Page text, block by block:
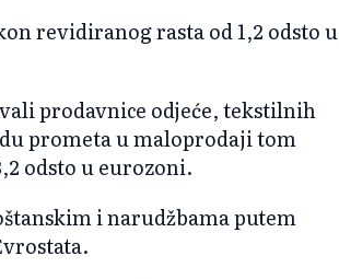
revidiranog rasta od 1,2 odsto u
prodavnice odjeće, tekstilnih
prometa u maloprodaji tom
odsto u eurozoni.
i narudžbama putem